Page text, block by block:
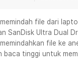
file dari
SanDisk Ultra Dual
file ke
baca tinggi untuk